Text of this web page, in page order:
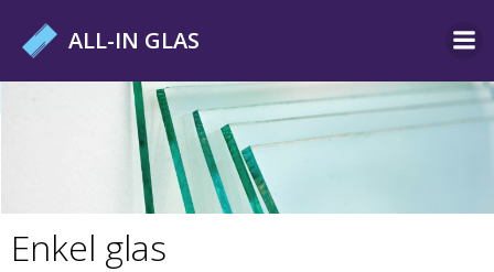
inhoud
ALL-IN GLAS
Enkel glas